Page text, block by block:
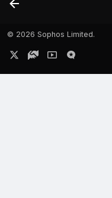
© 2026 Sophos Limited.